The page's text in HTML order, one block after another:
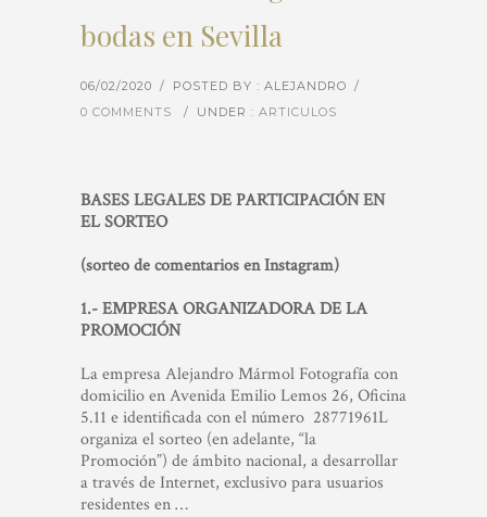
bodas en Sevilla
06/02/2020 / POSTED BY : ALEJANDRO /
0 COMMENTS
/ UNDER : ARTICULOS
BASES LEGALES DE PARTICIPACIÓN EN
EL SORTEO
(sorteo de comentarios en Instagram)
1.- EMPRESA ORGANIZADORA DE LA
PROMOCIÓN
La empresaAlejandro Mármol Fotografíacon
domicilio enAvenida Emilio Lemos 26, Oficina
5.11 e identificada con el número 28771961L
organiza el sorteo (en adelante, “la
Promoción”) de ámbito nacional, a desarrollar
a través de Internet, exclusivo para usuarios
residentes en…